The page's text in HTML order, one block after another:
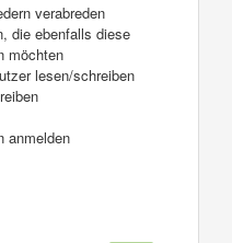
verabreden
die ebenfalls diese
möchten
lesen/schreiben
anmelden